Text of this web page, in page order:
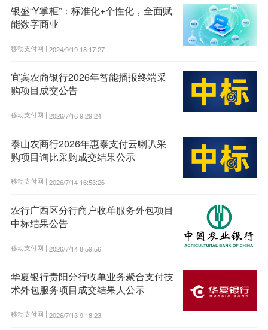
银盛“Y掌柜”：标准化+个性化，全面赋
能数字商业
移动支付网 | 2024/9/19 18:17:27
宜宾农商银行2026年智能播报终端采
购项目成交公告
移动支付网 | 2026/7/16 9:29:24
泰山农商行2026年惠泰支付云喇叭采
购项目询比采购成交结果公示
移动支付网 | 2026/7/14 16:53:26
农行广西区分行商户收单服务外包项目
中标结果公告
移动支付网 | 2026/7/14 8:59:56
华夏银行贵阳分行收单业务聚合支付技
术外包服务项目成交结果人公示
移动支付网 | 2026/7/13 9:18:23